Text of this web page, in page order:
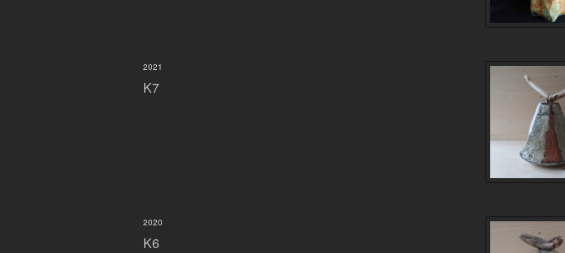
K7
2021
K6
2020